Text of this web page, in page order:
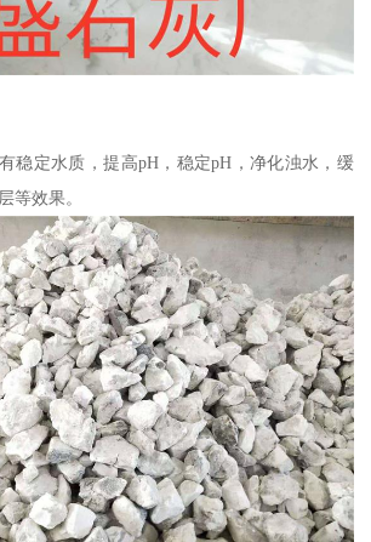
稳定水质，提高pH，稳定pH，净化浊水，缓
等效果。